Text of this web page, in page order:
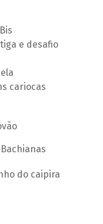
e desafio
cariocas
do caipira